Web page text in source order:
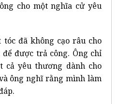
cho một nghĩa cử yêu
đã không cạo râu cho
được trả công. Ông chỉ
yêu thương dành cho
ông nghĩ rằng mình làm